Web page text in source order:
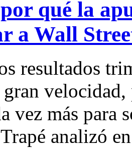
qué la
a Wall
resultados
gran
vez más para
analizó